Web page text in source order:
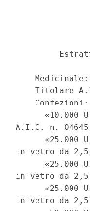
Titolare
    Confezioni:
«10.000
A.I.C. n.
«25.000
in vetro da
«25.000
in vetro da
«25.000
in vetro da